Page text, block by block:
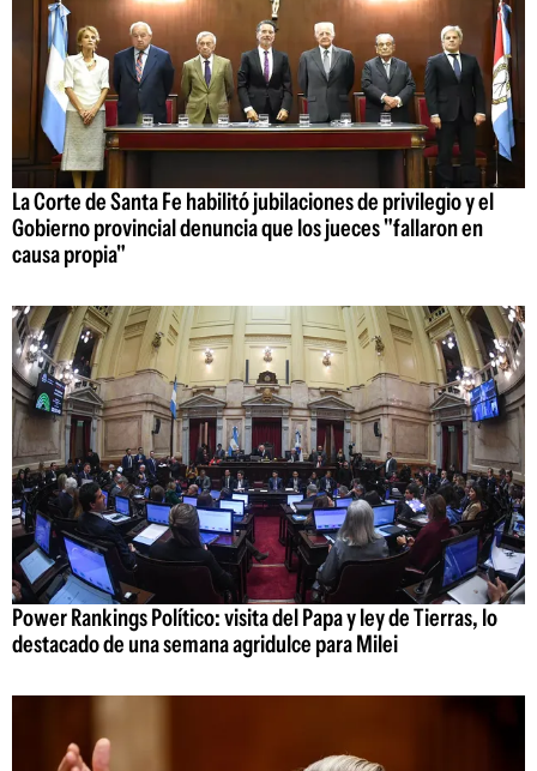
La Corte de Santa Fe habilitó jubilaciones de privilegio y el
Gobierno provincial denuncia que los jueces "fallaron en
causa propia"
Power Rankings Político: visita del Papa y ley de Tierras, lo
destacado de una semana agridulce para Milei